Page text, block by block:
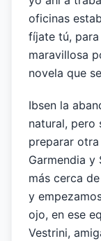
oficinas
fíjate tú,
maravillosa
novela que
Ibsen la
natural, pero
preparar
Garmendia y
más cerca
y
ojo, en ese
Vestrini,